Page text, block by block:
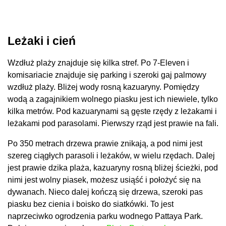
Leżaki i cień
Wzdłuż plaży znajduje się kilka stref. Po 7-Eleven i
komisariacie znajduje się parking i szeroki gaj palmowy
wzdłuż plaży. Bliżej wody rosną kazuaryny. Pomiędzy
wodą a zagajnikiem wolnego piasku jest ich niewiele, tylko
kilka metrów. Pod kazuarynami są gęste rzędy z leżakami i
leżakami pod parasolami. Pierwszy rząd jest prawie na fali.
Po 350 metrach drzewa prawie znikają, a pod nimi jest
szereg ciągłych parasoli i leżaków, w wielu rzędach. Dalej
jest prawie dzika plaża, kazuaryny rosną bliżej ścieżki, pod
nimi jest wolny piasek, możesz usiąść i położyć się na
dywanach. Nieco dalej kończą się drzewa, szeroki pas
piasku bez cienia i boisko do siatkówki. To jest
naprzeciwko ogrodzenia parku wodnego Pattaya Park.